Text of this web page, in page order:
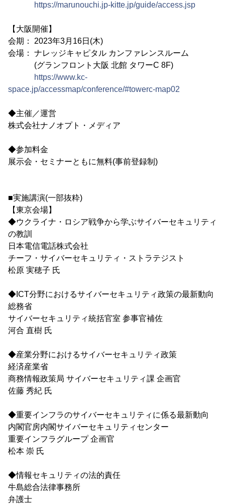
https://marunouchi.jp-kitte.jp/guide/access.jsp
【大阪開催】
会期： 2023年3月16日(木)
会場： ナレッジキャピタル カンファレンスルーム
(グランフロント大阪 北館 タワーC 8F)
https://www.kc-
space.jp/accessmap/conference/#towerc-map02
◆主催／運営
株式会社ナノオプト・メディア
◆参加料金
展示会・セミナーともに無料(事前登録制)
■実施講演(一部抜粋)
【東京会場】
◆ウクライナ・ロシア戦争から学ぶサイバーセキュリティ
の教訓
日本電信電話株式会社
チーフ・サイバーセキュリティ・ストラテジスト
松原 実穂子 氏
◆ICT分野におけるサイバーセキュリティ政策の最新動向
総務省
サイバーセキュリティ統括官室 参事官補佐
河合 直樹 氏
◆産業分野におけるサイバーセキュリティ政策
経済産業省
商務情報政策局 サイバーセキュリティ課 企画官
佐藤 秀紀 氏
◆重要インフラのサイバーセキュリティに係る最新動向
内閣官房内閣サイバーセキュリティセンター
重要インフラグループ 企画官
松本 崇 氏
◆情報セキュリティの法的責任
牛島総合法律事務所
弁護士